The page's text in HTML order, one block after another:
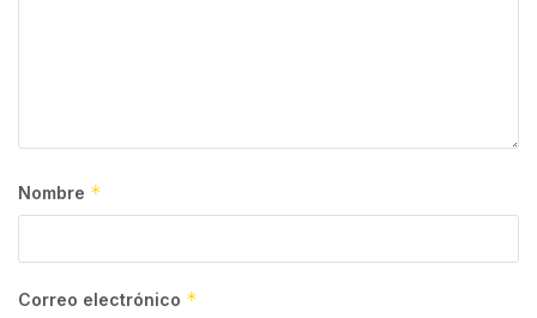
Nombre *
Correo electrónico *